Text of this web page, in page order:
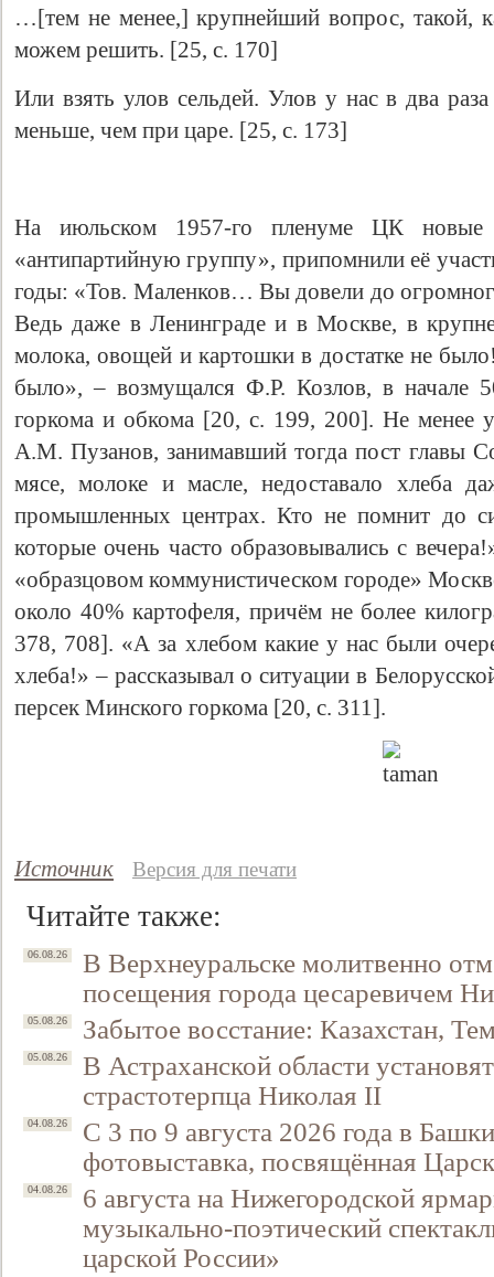
…[тем не менее,] крупнейший вопрос, такой,
можем решить. [25, с. 170]
Или взять улов сельдей. Улов у нас в два
меньше, чем при царе. [25, с. 173]
На июльском 1957-го пленуме ЦК новые
«антипартийную группу», припомнили её
годы: «Тов. Маленков… Вы довели до
Ведь даже в Ленинграде и в Москве, в
молока, овощей и картошки в достатке не
было», – возмущался Ф.Р. Козлов, в начале
горкома и обкома [20, с. 199, 200]. Не менее
А.М. Пузанов, занимавший тогда пост главы
мясе, молоке и масле, недоставало хлеба
промышленных центрах. Кто не помнит до
которые очень часто образовывались с
«образцовом коммунистическом городе»
около 40% картофеля, причём не более
378, 708]. «А за хлебом какие у нас были
хлеба!» – рассказывал о ситуации в
персек Минского горкома [20, с. 311].
Источник Версия для печати
Читайте также:
06.08.26
В Верхнеуральске молитвенно
посещения города цесаревичем
05.08.26 Забытое восстание: Казахстан,
05.08.26
В Астраханской области
страстотерпца Николая II
04.08.26
С 3 по 9 августа 2026 года в
фотовыставка, посвящённая
04.08.26
6 августа на Нижегородской
музыкально-поэтический
царской России»